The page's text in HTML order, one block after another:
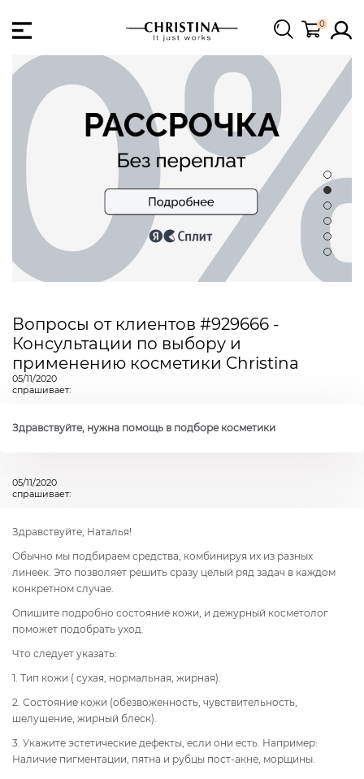
0
Вопросы от клиентов #929666 -
Консультации по выбору и
применению косметики Christina
05/11/2020
спрашивает:
Здравствуйте, нужна помощь в подборе косметики
05/11/2020
спрашивает:
Здравствуйте, Наталья!
Обычно мы подбираем средства, комбинируя их из разных
линеек. Это позволяет решить сразу целый ряд задач в каждом
конкретном случае.
Опишите подробно состояние кожи, и дежурный косметолог
поможет подобрать уход.
Что следует указать:
1. Тип кожи ( сухая, нормальная, жирная).
2. Состояние кожи (обезвоженность, чувствительность,
шелушение, жирный блеск).
3. Укажите эстетические дефекты, если они есть. Например:
Наличие пигментации, пятна и рубцы пост-акне, морщины.